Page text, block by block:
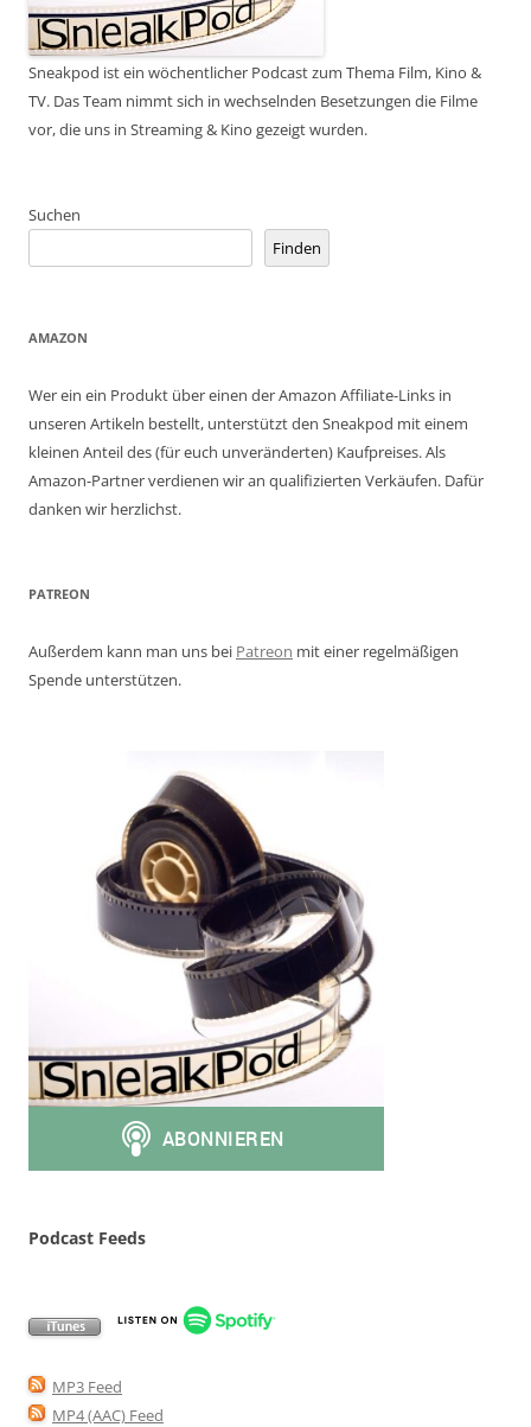
Sneakpod ist ein wöchentlicher Podcast zum Thema Film, Kino &
TV. Das Team nimmt sich in wechselnden Besetzungen die Filme
vor, die uns in Streaming & Kino gezeigt wurden.
Suchen
Finden
AMAZON
Wer ein ein Produkt über einen der Amazon Affiliate-Links in
unseren Artikeln bestellt, unterstützt den Sneakpod mit einem
kleinen Anteil des (für euch unveränderten) Kaufpreises. Als
Amazon-Partner verdienen wir an qualifizierten Verkäufen. Dafür
danken wir herzlichst.
PATREON
Außerdem kann man uns bei Patreon mit einer regelmäßigen
Spende unterstützen.
Podcast Feeds
MP3 Feed
MP4 (AAC) Feed